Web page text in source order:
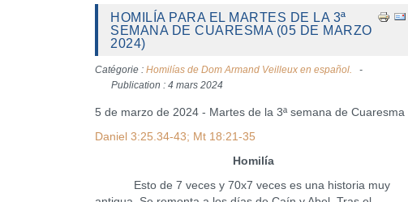
HOMILÍA PARA EL MARTES DE LA 3ª
SEMANA DE CUARESMA (05 DE MARZO
2024)
Catégorie : Homilías de Dom Armand Veilleux en español.
Publication : 4 mars 2024
5 de marzo de 2024 - Martes de la 3ª semana de Cuaresma
Daniel 3:25.34-43; Mt 18:21-35
Homilía
Esto de 7 veces y 70x7 veces es una historia muy